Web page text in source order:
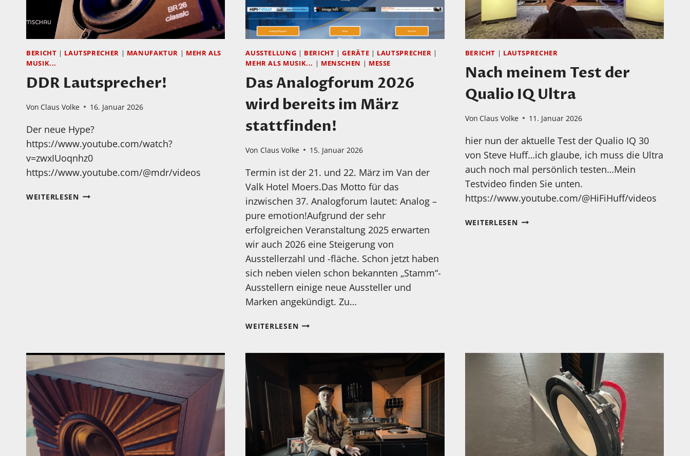
BERICHT | LAUTSPRECHER | MANUFAKTUR | MEHR ALS
MUSIK...
DDR Lautsprecher!
Von Claus Volke 16. Januar 2026
Der neue Hype?
https://www.youtube.com/watch?
v=zwxIUoqnhz0
https://www.youtube.com/@mdr/videos
WEITERLESENDDR
AUSSTELLUNG | BERICHT |GERÄTE | LAUTSPRECHER |
MEHR ALS MUSIK... | MENSCHEN | MESSE
Das Analogforum 2026
wird bereits im März
stattfinden!
Von Claus Volke 15. Januar 2026
Termin ist der 21. und 22. März im Van der
Valk Hotel Moers.Das Motto für das
inzwischen 37. Analogforum lautet: Analog –
pure emotion!Aufgrund der sehr
erfolgreichen Veranstaltung 2025 erwarten
wir auch 2026 eine Steigerung von
Ausstellerzahl und -fläche. Schon jetzt haben
sich neben vielen schon bekannten „Stamm“-
Ausstellern einige neue Aussteller und
Marken angekündigt. Zu…
WEITERLESENDAS
IM
MÄRZ
STATTFINDEN!
BERICHT | LAUTSPRECHER
Nach meinem Test der
Qualio IQ Ultra
Von Claus Volke 11. Januar 2026
hier nun der aktuelle Test der Qualio IQ 30
von Steve Huff…ich glaube, ich muss die Ultra
auch noch mal persönlich testen…Mein
Testvideo finden Sie unten.
https://www.youtube.com/@HiFiHuff/videos
WEITERLESENNACH